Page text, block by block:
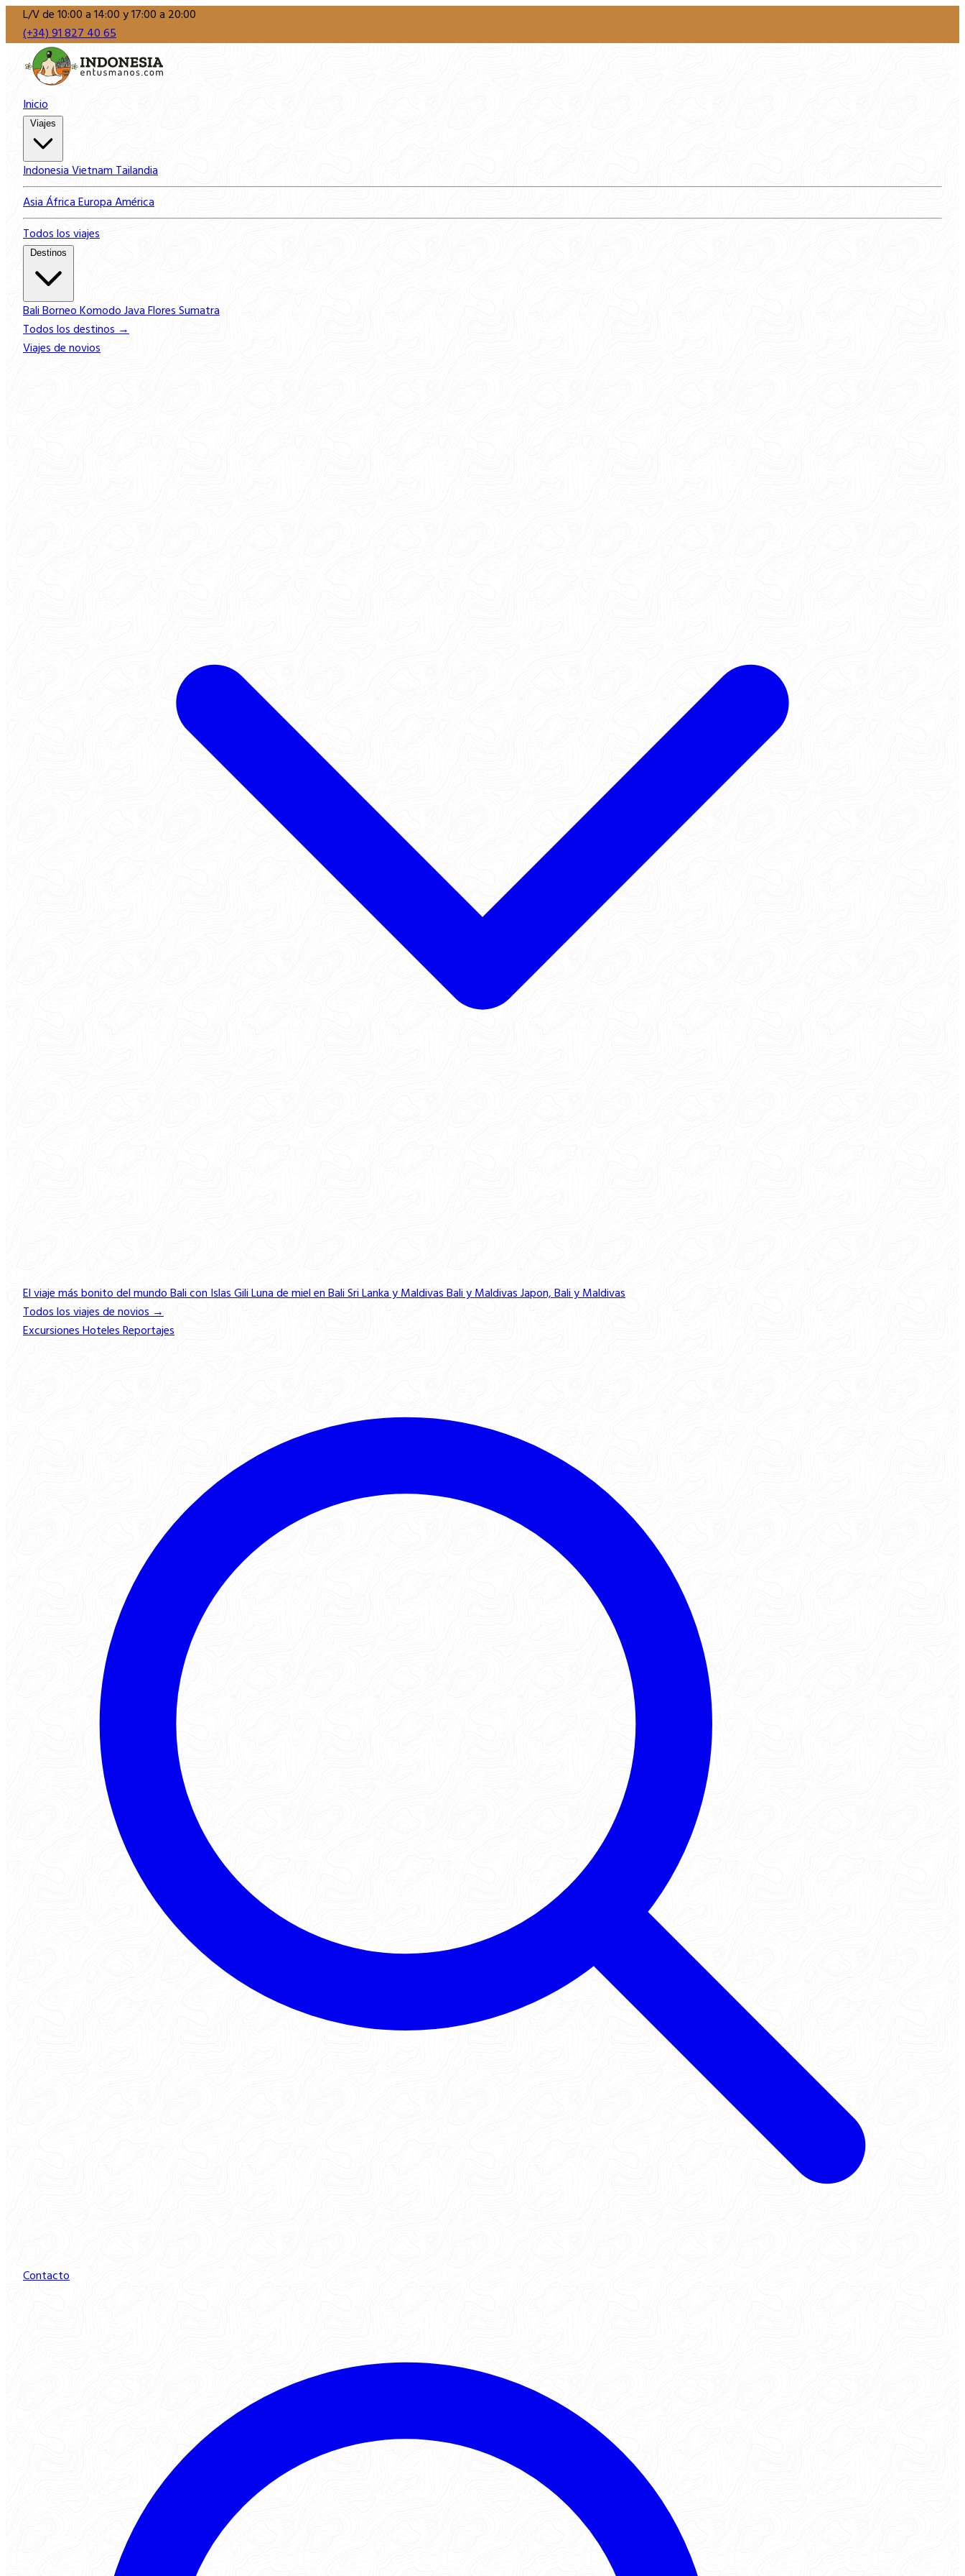
L/V de 10:00 a 14:00 y 17:00 a 20:00
(+34) 91 827 40 65
Inicio
IndonesiaVietnamTailandia
AsiaÁfricaEuropaAmérica
Todos los viajes
BaliBorneoKomodoJavaFloresSumatra
Todos los destinos →
Viajes de novios
El viaje más bonito del mundoBali con Islas GiliLuna de miel en BaliSri Lanka y MaldivasBali y MaldivasJapon, Bali y Maldivas
Todos los viajes de novios →
ExcursionesHotelesReportajes
Contacto